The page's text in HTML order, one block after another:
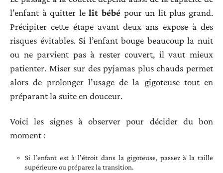
l’enfant à quitter lelit bébé pour un lit plus grand.
Précipiter cette étape avant deux ans expose à des
risques évitables. Si l’enfant bouge beaucoup la nuit
ou ne parvient pas à rester couvert, il vaut mieux
patienter. Miser sur des pyjamas plus chauds permet
alors de prolonger l’usage de la gigoteuse tout en
préparant la suite en douceur.
Voici les signes à observer pour décider du bon
moment :
Si l’enfant est à l’étroit dans la gigoteuse, passez à la taille
supérieure ou préparez la transition.